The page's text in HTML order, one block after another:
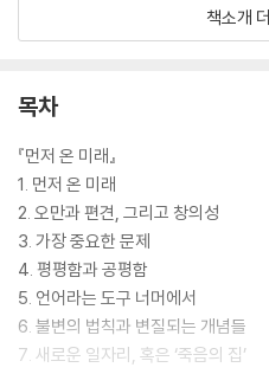
를 비롯한 여러 업계에 가져올 변화
“문명과 문명 사이에 놓인 사람들의
호모사피엔스가 이룩한 현대 문명과
AI가 바꿔나가고 있는 문명 사이에 선
변화하는 시대, 신新인류에 대한 불편
국내 최고 리더 15인이 진단하는 도발
단 한 권의 책으로 묶다!
책소개
목차
『먼저 온 미래』
1. 먼저 온 미래
2. 오만과 편견, 그리고 창의성
3. 가장 중요한 문제
4. 평평함과 공평함
5. 언어라는 도구 너머에서
6. 불변의 법칙과 변질되는 개념들
7. 새로운 일자리, 혹은 ‘죽음의 집’